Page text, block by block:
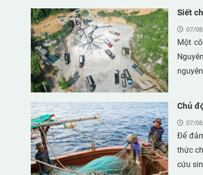
thuật
của
nhất
độc,
Siết
07/
Một
Chủ
07/
Để
thức
cứu